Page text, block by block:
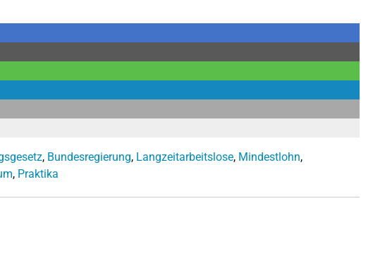
, Bundesregierung, Langzeitarbeitslose, Mindestlohn,
, Praktika